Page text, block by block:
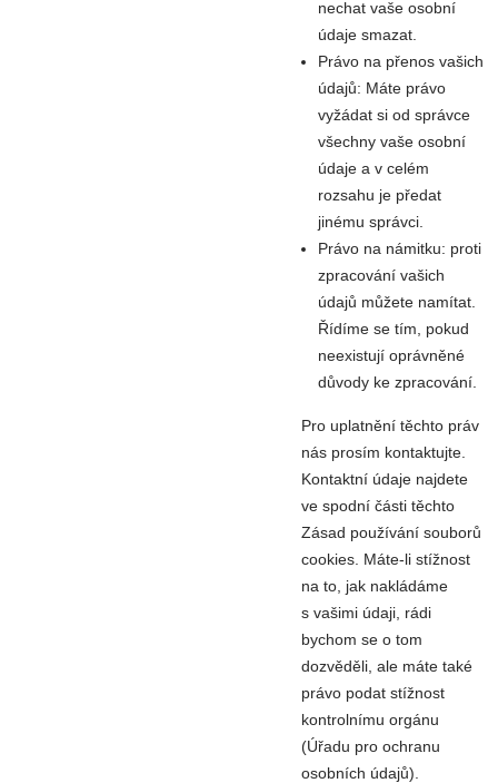
nechat vaše osobní
údaje smazat.
Právo na přenos vašich
údajů: Máte právo
vyžádat si od správce
všechny vaše osobní
údaje a v celém
rozsahu je předat
jinému správci.
Právo na námitku: proti
zpracování vašich
údajů můžete namítat.
Řídíme se tím, pokud
neexistují oprávněné
důvody ke zpracování.
Pro uplatnění těchto práv
nás prosím kontaktujte.
Kontaktní údaje najdete
ve spodní části těchto
Zásad používání souborů
cookies. Máte-li stížnost
na to, jak nakládáme
s vašimi údaji, rádi
bychom se o tom
dozvěděli, ale máte také
právo podat stížnost
kontrolnímu orgánu
(Úřadu pro ochranu
osobních údajů).